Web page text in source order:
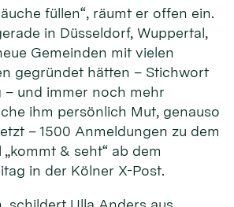
füllen“, räumt er offen ein.
in Düsseldorf, Wuppertal,
Gemeinden mit vielen
gegründet hätten – Stichwort
– und immer noch mehr
ihm persönlich Mut, genauso
– 1500 Anmeldungen zu dem
& seht“ ab dem
in der Kölner X-Post.